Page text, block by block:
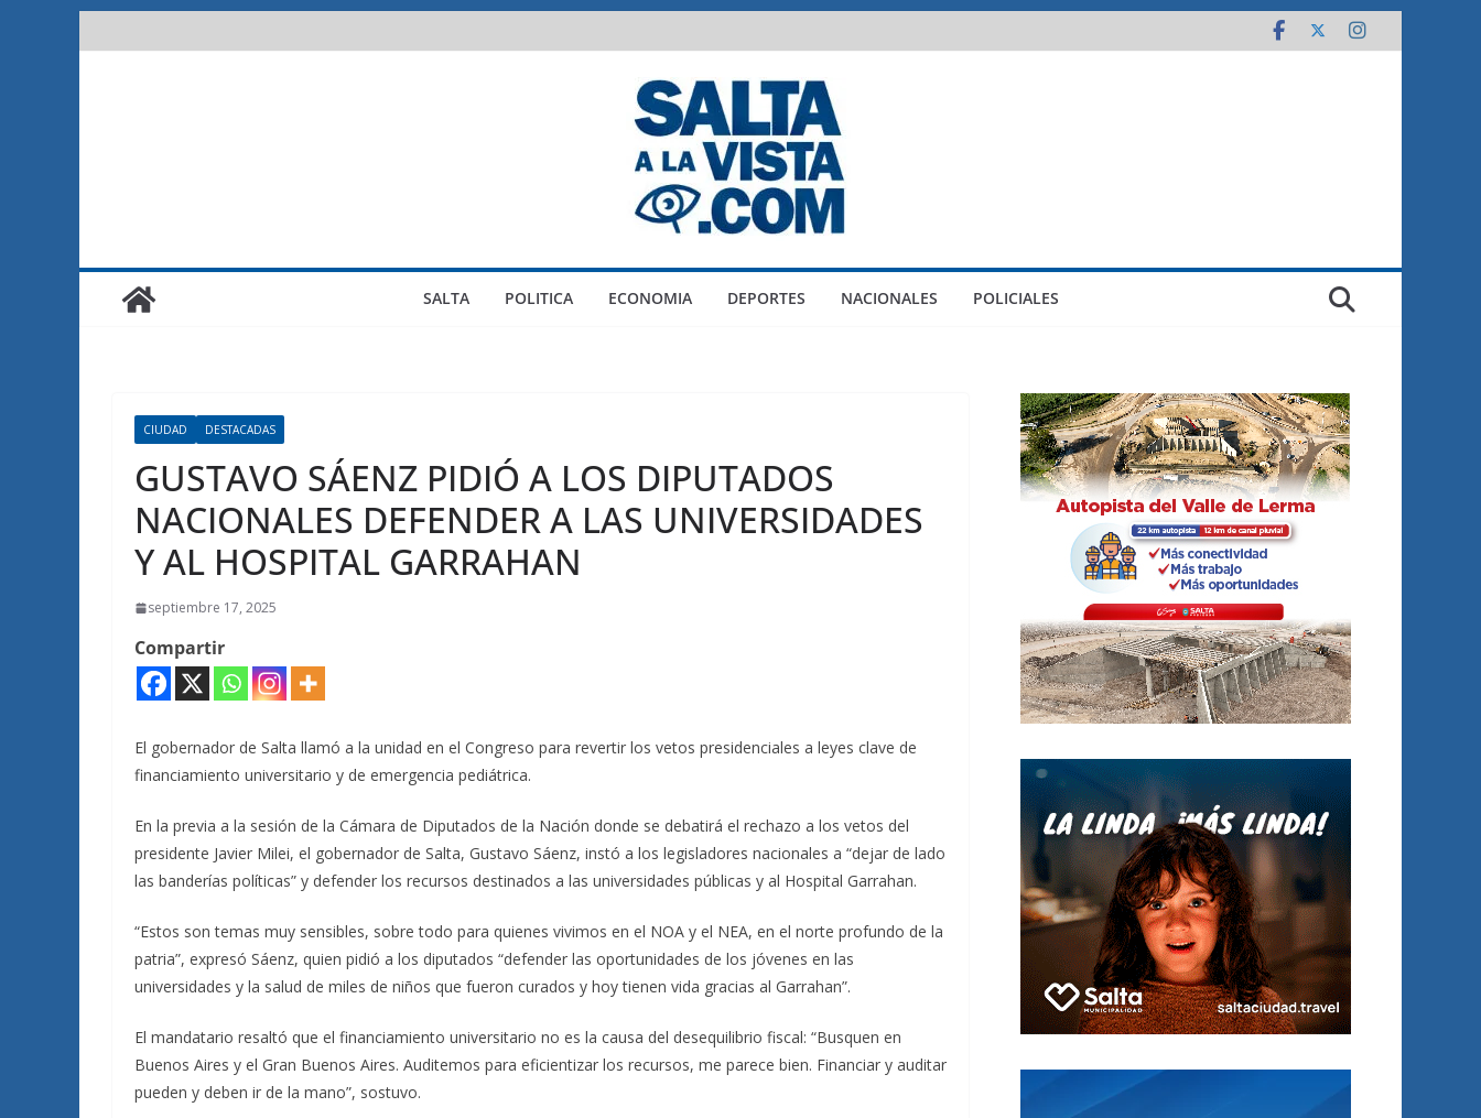
al
SALTA POLITICA ECONOMIA DEPORTES NACIONALES POLICIALES
CIUDAD DESTACADAS
GUSTAVO SÁENZ PIDIÓ A LOS DIPUTADOS
NACIONALES DEFENDER A LAS UNIVERSIDADES
Y AL HOSPITAL GARRAHAN
septiembre 17, 2025
Compartir
El gobernador de Salta llamó a la unidad en el Congreso para revertir los vetos presidenciales a leyes clave de
financiamiento universitario y de emergencia pediátrica.
En la previa a la sesión de la Cámara de Diputados de la Nación donde se debatirá el rechazo a los vetos del
presidente Javier Milei, el gobernador de Salta, Gustavo Sáenz, instó a los legisladores nacionales a “dejar de lado
las banderías políticas” y defender los recursos destinados a las universidades públicas y al Hospital Garrahan.
“Estos son temas muy sensibles, sobre todo para quienes vivimos en el NOA y el NEA, en el norte profundo de la
patria”, expresó Sáenz, quien pidió a los diputados “defender las oportunidades de los jóvenes en las
universidades y la salud de miles de niños que fueron curados y hoy tienen vida gracias al Garrahan”.
El mandatario resaltó que el financiamiento universitario no es la causa del desequilibrio fiscal: “Busquen en
Buenos Aires y el Gran Buenos Aires. Auditemos para eficientizar los recursos, me parece bien. Financiar y auditar
pueden y deben ir de la mano”, sostuvo.